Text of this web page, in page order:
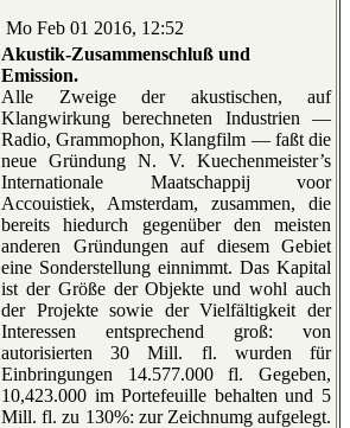
Mo Feb 01 2016, 12:52
Akustik-Zusammenschluß und
Emission.
Alle Zweige der akustischen, auf
Klangwirkung berechneten Industrien —
Radio, Grammophon, Klangfilm — faßt die
neue Gründung N. V. Kuechenmeister’s
Internationale Maatschappij voor
Accouistiek, Amsterdam, zusammen, die
bereits hiedurch gegenüber den meisten
anderen Gründungen auf diesem Gebiet
eine Sonderstellung einnimmt. Das Kapital
ist der Größe der Objekte und wohl auch
der Projekte sowie der Vielfältigkeit der
Interessen entsprechend groß: von
autorisierten 30 Mill. fl. wurden für
Einbringungen 14.577.000 fl. Gegeben,
10,423.000 im Portefeuille behalten und 5
Mill. fl. zu 130%: zur Zeichnumg aufgelegt.